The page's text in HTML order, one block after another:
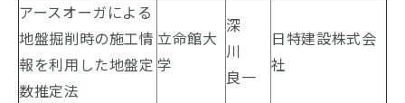
アースオーガによる
地盤掘削時の施工情
報を利用した地盤定
数推定法
立命館大
学
深
川
良一
日特建設株式会
社